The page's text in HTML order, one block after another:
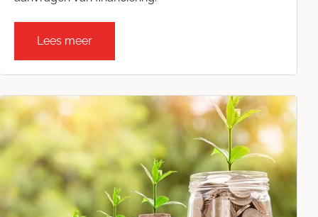
Lees meer